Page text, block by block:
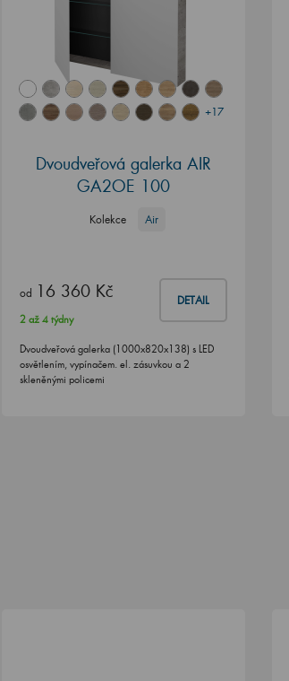
+17
Dvoudveřová galerka AIR
GA2OE 100
Kolekce Air
od 16 360 Kč DETAIL
2 až 4 týdny
Dvoudveřová galerka (1000x820x138) s LED
osvětlením, vypínačem. el. zásuvkou a 2
skleněnými policemi